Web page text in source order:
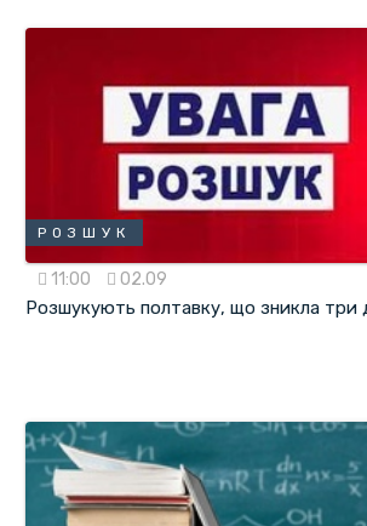
РОЗШУК
11:00 02.09
Розшукують полтавку, що зникла три